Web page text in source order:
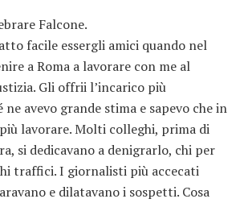
Falcone.
facile essergli amici quando nel
a Roma a lavorare con me al
Gli offrii l’incarico più
avevo grande stima e sapevo che in
lavorare. Molti colleghi, prima di
si dedicavano a denigrarlo, chi per
traffici. I giornalisti più accecati
e dilatavano i sospetti. Cosa